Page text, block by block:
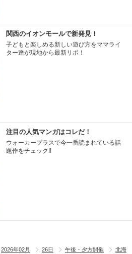
関西のイオンモールで新発見！
子どもと楽しめる新しい遊び方をママライ
ター達が現地から最新リポ！
注目の人気マンガはコレだ！
ウォーカープラスで今一番読まれている話
題作をチェック!!
2026年02月 26日 午後・夕方開催
北海